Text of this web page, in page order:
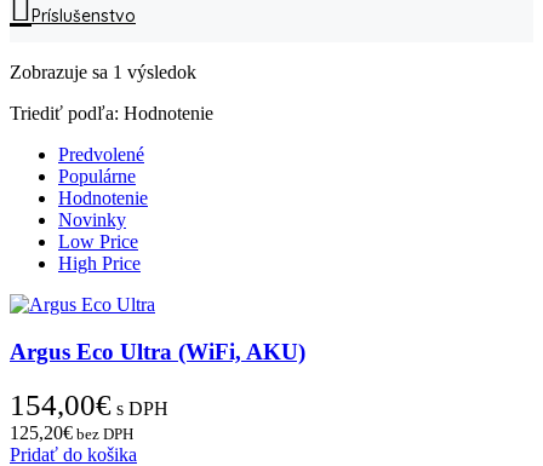
Príslušenstvo
Zobrazuje sa 1 výsledok
Triediť podľa: Hodnotenie
Predvolené
Populárne
Hodnotenie
Novinky
Low Price
High Price
Argus Eco Ultra (WiFi, AKU)
154,00€ s DPH
125,20€ bez DPH
Pridať do košika